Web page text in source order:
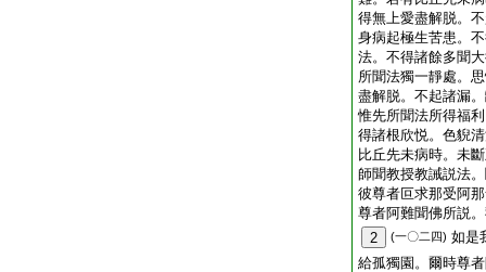
得無上愛盡解脱。
身病起極生苦患。
法。不得諸餘多聞
所聞法獨一靜處。
盡解脱。不起諸漏
惟先所聞法所得福
得諸根欣悦。色貎
比丘先未病時。未
師聞教授教誡説法
彼尊者叵求那受阿
尊者阿難聞佛所説
2
(一〇二四) 如是
給孤獨園。爾時尊